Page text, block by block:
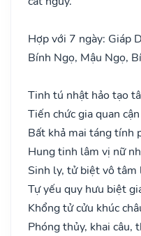
Hợp với 7 ngày: Giáp
Bính Ngọ, Mậu Ngọ,
Tinh tú nhật hảo tạo
Tiến chức gia quan
Bất khả mai táng tính
Hung tinh lâm vị nữ
Sinh ly, tử biệt vô tâm
Tự yếu quy hưu biệt
Khổng tử cửu khúc
Phóng thủy, khai câu,